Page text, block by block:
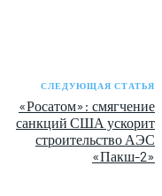
СЛЕДУЮЩАЯ СТАТЬЯ
«Росатом»: смягчение
санкций США ускорит
строительство АЭС
«Пакш-2»